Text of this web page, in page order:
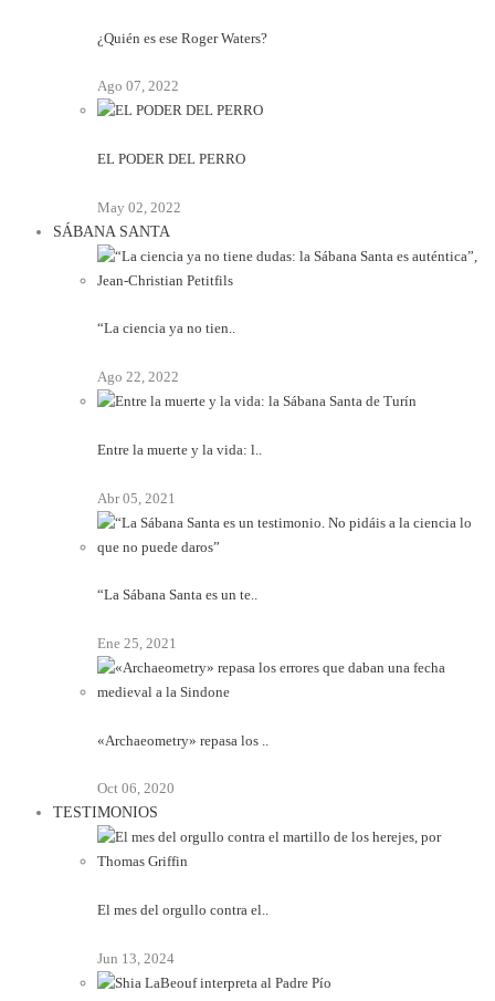
¿Quién es ese Roger Waters?
Ago 07, 2022
EL PODER DEL PERRO
May 02, 2022
SÁBANA SANTA
“La ciencia ya no tien..
Ago 22, 2022
Entre la muerte y la vida: l..
Abr 05, 2021
“La Sábana Santa es un te..
Ene 25, 2021
«Archaeometry» repasa los ..
Oct 06, 2020
TESTIMONIOS
El mes del orgullo contra el..
Jun 13, 2024